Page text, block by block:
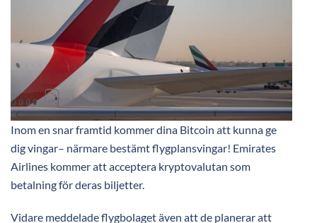
Inom en snar framtid kommer dina Bitcoin att kunna ge
dig vingar– närmare bestämt flygplansvingar! Emirates
Airlines kommer att acceptera kryptovalutan som
betalning för deras biljetter.
Vidare meddelade flygbolaget även att de planerar att